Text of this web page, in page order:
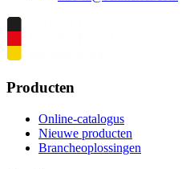
Producten
Online-catalogus
Nieuwe producten
Brancheoplossingen